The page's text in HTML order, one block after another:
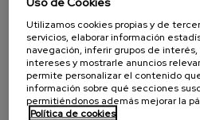
comunicación, educadores,
revisar su lenguaje y construir
inclusivos.
4. Más allá de los recursos
Utilizamos cookies propias y de
servicios, elaborar información
navegación, inferir grupos de
intereses y mostrarle anuncios
permite personalizar el contenido
información sobre qué secciones
permitiéndonos además mejorar la
Política de cookies